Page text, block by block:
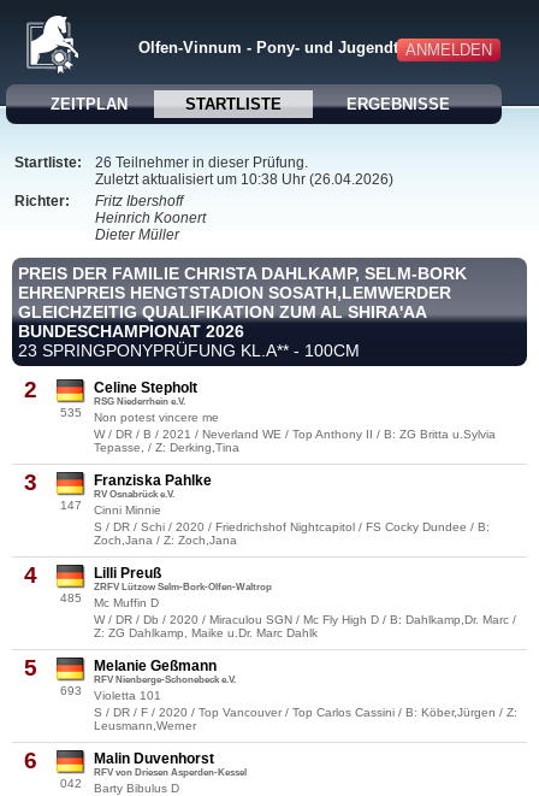
ANMELDEN
Olfen-Vinnum - Pony- und Jugendturnier 2026
ZEITPLAN STARTLISTE ERGEBNISSE
Startliste:
26 Teilnehmer in dieser Prüfung.
Zuletzt aktualisiert um 10:38 Uhr (26.04.2026)
Richter:
Fritz Ibershoff
Heinrich Koonert
Dieter Müller
PREIS DER FAMILIE CHRISTA DAHLKAMP, SELM-BORK
EHRENPREIS HENGTSTADION SOSATH,LEMWERDER
GLEICHZEITIG QUALIFIKATION ZUM AL SHIRA'AA
BUNDESCHAMPIONAT 2026
23 SPRINGPONYPRÜFUNG KL.A** - 100CM
2
535
Celine Stepholt
RSG Niederrhein e.V.
Non potest vincere me
W / DR / B / 2021 / Neverland WE / Top Anthony II / B: ZG Britta u.Sylvia
Tepasse, / Z: Derking,Tina
3
147
Franziska Pahlke
RV Osnabrück e.V.
Cinni Minnie
S / DR / Schi / 2020 / Friedrichshof Nightcapitol / FS Cocky Dundee / B:
Zoch,Jana / Z: Zoch,Jana
4
485
Lilli Preuß
ZRFV Lützow Selm-Bork-Olfen-Waltrop
Mc Muffin D
W / DR / Db / 2020 / Miraculou SGN / Mc Fly High D / B: Dahlkamp,Dr. Marc /
Z: ZG Dahlkamp, Maike u.Dr. Marc Dahlk
5
693
Melanie Geßmann
RFV Nienberge-Schonebeck e.V.
Violetta 101
S / DR / F / 2020 / Top Vancouver / Top Carlos Cassini / B: Köber,Jürgen / Z:
Leusmann,Werner
6
042
Malin Duvenhorst
RFV von Driesen Asperden-Kessel
Barty Bibulus D